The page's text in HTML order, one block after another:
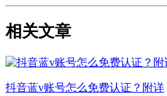
相关文章
抖音蓝v账号怎么免费认证？附详